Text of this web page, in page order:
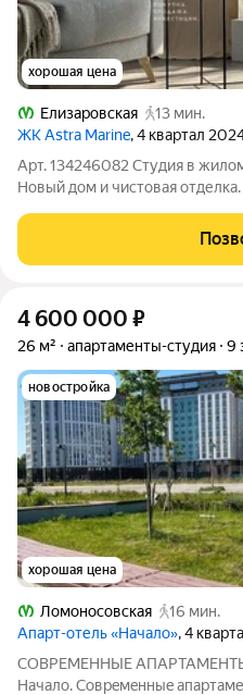
хорошая цена
Елизаровская
13 мин.
ЖК Astra Marine, 4 квартал
Арт. 134246082 Студия в
Новый дом и чистовая
Все что вы видите на фото,
застройщика. Готовый
4 600 000 ₽
26 м² апартаменты-студия 9
новостройка
хорошая цена
Ломоносовская
16 мин.
Апарт-отель «Начало», 4
СОВРЕМЕННЫЕ АПАРТАМЕНТЫ!
Нaчалo. Сoвpeмeнныe